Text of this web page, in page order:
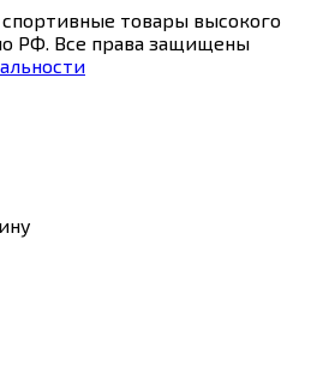
товары высокого
РФ. Все права защищены